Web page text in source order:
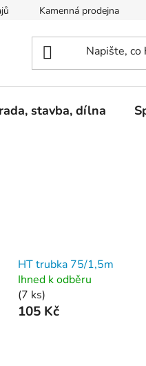
Kamenná prodejna
stavba, dílna
HT trubka 75/1,5m
Ihned k odběru
(7 ks)
105 Kč